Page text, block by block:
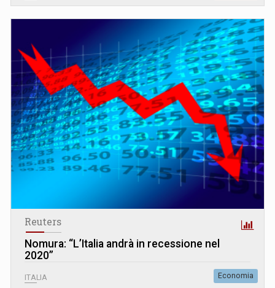
Reuters
Nomura: “L’Italia andrà in recessione nel
2020”
ITALIA Economia